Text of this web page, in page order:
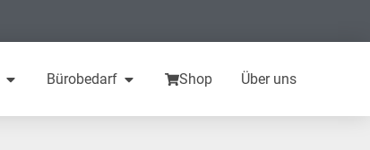
Bürobedarf Shop Über uns